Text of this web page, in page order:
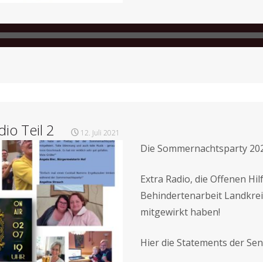
Teil 2 12. Juli 2021
Die Sommernachtsparty
Extra Radio, die Offenen
Behindertenarbeit
mitgewirkt haben!
Hier die Statements der